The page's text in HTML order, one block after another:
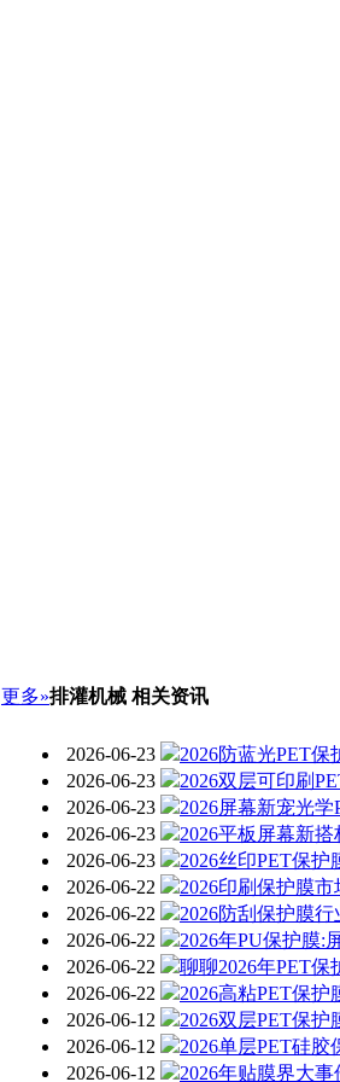
更多»排灌机械 相关资讯
2026-06-23
2026防蓝光PET
2026-06-23
2026双层可印刷
2026-06-23
2026屏幕新宠光
2026-06-23
2026平板屏幕新
2026-06-23
2026丝印PET保
2026-06-22
2026印刷保护膜
2026-06-22
2026防刮保护膜
2026-06-22
2026年PU保护膜:
2026-06-22
聊聊2026年PET保
2026-06-22
2026高粘PET保
2026-06-12
2026双层PET保
2026-06-12
2026单层PET硅
2026-06-12
2026年贴膜界大